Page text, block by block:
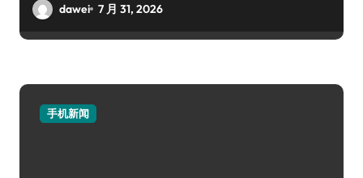
dawei 7 月 31, 2026
手机新闻